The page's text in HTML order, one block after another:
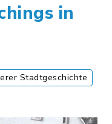
in
Stadtgeschichte